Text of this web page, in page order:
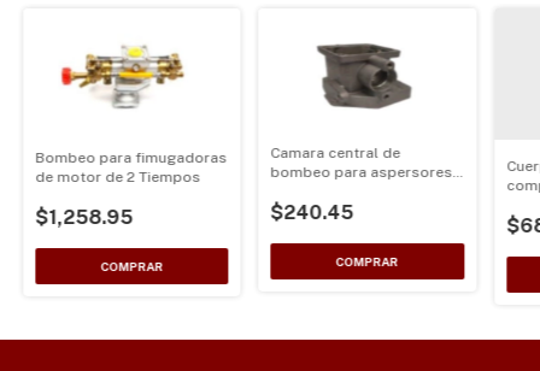
Bombeo para fimugadoras
de motor de 2 Tiempos
$1,258.95
Camara central de
bombeo para aspersores
$240.45